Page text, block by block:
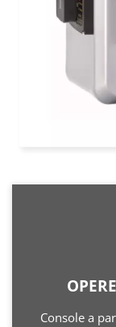
Console a